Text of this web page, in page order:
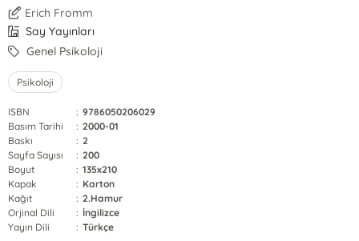
Erich Fromm
Say Yayınları
Genel Psikoloji
Psikoloji
ISBN : 9786050206029
Basım Tarihi
: 2000-01
Baskı
: 2
Sayfa Sayısı
: 200
Boyut
: 135x210
Kapak
: Karton
Kağıt
: 2.Hamur
Orjinal Dili
: İngilizce
Yayın Dili
: Türkçe